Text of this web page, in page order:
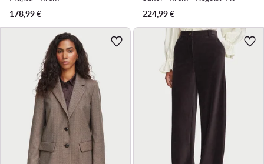
178,99€
224,99€